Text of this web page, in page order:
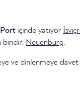
Port içinde yatıyor
biridir. Neuenburg.
ve dinlenmeye